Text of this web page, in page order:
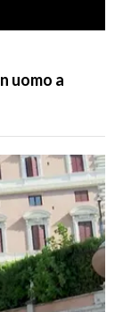
uomo a